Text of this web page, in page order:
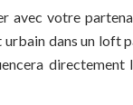
votre
dans un